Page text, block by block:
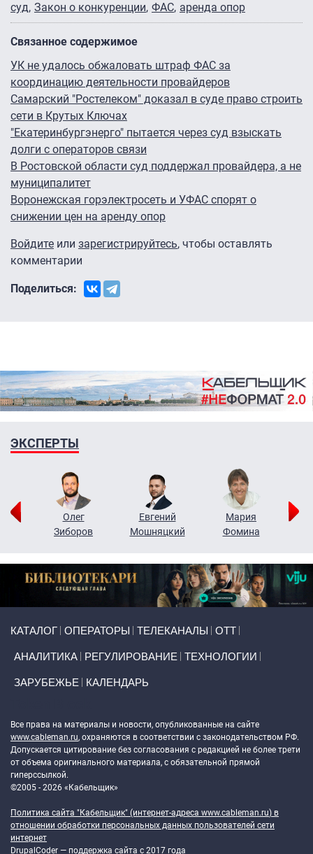
суд Закон о конкуренции ФАС аренда опор
Связанное содержимое
УК не удалось обжаловать штраф ФАС за
координацию деятельности провайдеров
Самарский "Ростелеком" доказал в суде право строить
сети в Крутых Ключах
"Екатеринбургэнерго" пытается через суд взыскать
долги с операторов связи
В Ростовской области суд поддержал провайдера, а не
муниципалитет
Воронежская горэлектросеть и УФАС спорят о
снижении цен на аренду опор
Войдите или зарегистрируйтесь, чтобы оставлять
комментарии
Поделиться:
ЭКСПЕРТЫ
Олег
Зиборов
Евгений
Мошняцкий
Мария
Фомина
КАТАЛОГ ОПЕРАТОРЫ ТЕЛЕКАНАЛЫ ОТТ
АНАЛИТИКА РЕГУЛИРОВАНИЕ ТЕХНОЛОГИИ
ЗАРУБЕЖЬЕ КАЛЕНДАРЬ
Все права на материалы и новости, опубликованные на сайте
www.cableman.ru, охраняются в соответствии с законодательством РФ.
Допускается цитирование без согласования с редакцией не более трети
от объема оригинального материала, с обязательной прямой
гиперссылкой.
©2005 - 2026 «Кабельщик»
Политика сайта "Кабельщик" (интернет-адреса www.cableman.ru) в
отношении обработки персональных данных пользователей сети
интернет
DrupalCoder — поддержка сайта c 2017 года